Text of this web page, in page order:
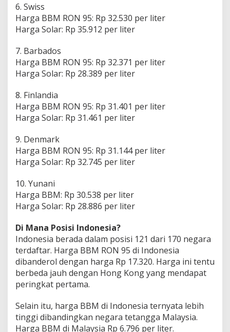
6. Swiss
Harga BBM RON 95: Rp 32.530 per liter
Harga Solar: Rp 35.912 per liter
7. Barbados
Harga BBM RON 95: Rp 32.371 per liter
Harga Solar: Rp 28.389 per liter
8. Finlandia
Harga BBM RON 95: Rp 31.401 per liter
Harga Solar: Rp 31.461 per liter
9. Denmark
Harga BBM RON 95: Rp 31.144 per liter
Harga Solar: Rp 32.745 per liter
10. Yunani
Harga BBM: Rp 30.538 per liter
Harga Solar: Rp 28.886 per liter
Di Mana Posisi Indonesia?
Indonesia berada dalam posisi 121 dari 170 negara
terdaftar. Harga BBM RON 95 di Indonesia
dibanderol dengan harga Rp 17.320. Harga ini tentu
berbeda jauh dengan Hong Kong yang mendapat
peringkat pertama.
Selain itu, harga BBM di Indonesia ternyata lebih
tinggi dibandingkan negara tetangga Malaysia.
Harga BBM di Malaysia Rp 6.796 per liter.